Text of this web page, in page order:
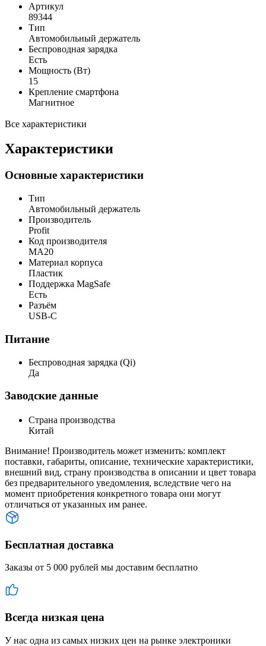
Артикул
89344
Тип
Автомобильный держатель
Беспроводная зарядка
Есть
Мощность (Вт)
15
Крепление смартфона
Магнитное
Все характеристики
Характеристики
Основные характеристики
Тип
Автомобильный держатель
Производитель
Profit
Код производителя
MA20
Материал корпуса
Пластик
Поддержка MagSafe
Есть
Разъём
USB-C
Питание
Беспроводная зарядка (Qi)
Да
Заводские данные
Страна производства
Китай
Внимание! Производитель может изменить: комплект
поставки, габариты, описание, технические характеристики,
внешний вид, страну производства в описании и цвет товара
без предварительного уведомления, вследствие чего на
момент приобретения конкретного товара они могут
отличаться от указанных им ранее.
Бесплатная доставка
Заказы от 5 000 рублей мы доставим бесплатно
Всегда низкая цена
У нас одна из самых низких цен на рынке электроники